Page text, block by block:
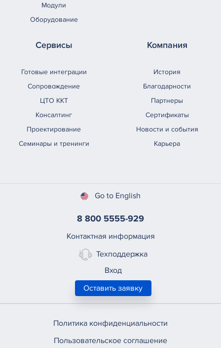
Модули
Оборудование
Сервисы
Готовые интеграции
Сопровождение
ЦТО ККТ
Консалтинг
Проектирование
Семинары и тренинги
Компания
История
Благодарности
Партнеры
Сертификаты
Новости и события
Карьера
Go to English
8 800 5555-929
Контактная информация
Техподдержка
Вход
Оставить заявку
Политика конфиденциальности
Пользовательское соглашение